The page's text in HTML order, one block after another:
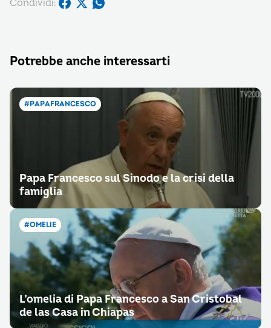
Condividi:
Potrebbe anche interessarti
#PAPAFRANCESCO
Papa Francesco sul Sinodo e la crisi della
famiglia
#OMELIE
L’omelia di Papa Francesco a San Cristobal
de las Casa in Chiapas